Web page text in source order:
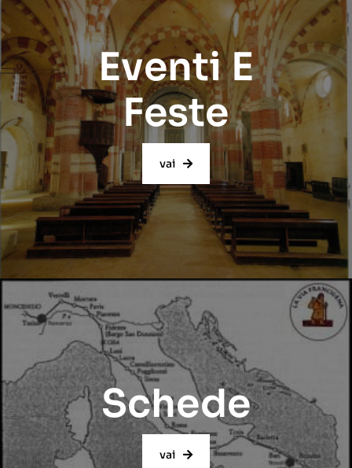
Eventi E
Feste
vai
Schede
vai